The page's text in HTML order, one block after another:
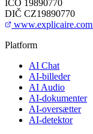
IČO 19890770
DIČ CZ19890770
www.explicaire.com
Platform
AI Chat
AI-billeder
AI Audio
AI-dokumenter
AI-oversætter
AI-detektor